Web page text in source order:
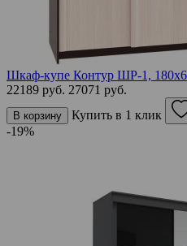
Шкаф-купе Контур ШР-1,
22189 руб. 27071 руб.
В корзину
Купить в 1 клик
-19%